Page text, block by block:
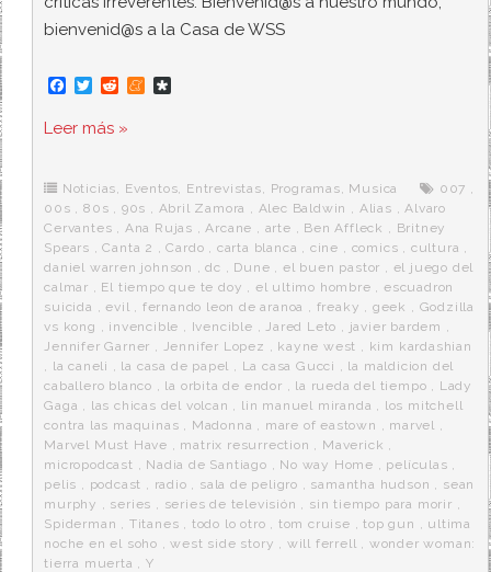
bienvenid@s a la Casa de WSS
F
c
e
o
k
T
i
t
r
R
d
M
e
r
a
Leer más »
Noticias, Eventos, Entrevistas, Programas, Musica 007 ,
00s ,80s , 90s , Abril Zamora , Alec Baldwin , Alias ,Alvaro
Cervantes , Ana Rujas ,Arcane , arte , Ben Affleck , Britney
Spears ,Canta 2 ,Cardo , carta blanca , cine , comics , cultura ,
daniel warren johnson ,dc , Dune ,el buen pastor , el juego del
calmar , El tiempo que te doy , el ultimo hombre ,escuadron
suicida ,evil , fernando leon de aranoa , freaky , geek , Godzilla
vs kong , invencible , Ivencible ,Jared Leto , javier bardem ,
Jennifer Garner , Jennifer Lopez , kayne west , kim kardashian
, la caneli , la casa de papel , La casa Gucci , la maldicion del
caballero blanco , la orbita de endor , la rueda del tiempo , Lady
Gaga , las chicas del volcan , lin manuel miranda , los mitchell
contra las maquinas , Madonna , mare of eastown , marvel ,
Marvel Must Have , matrix resurrection , Maverick ,
micropodcast , Nadia de Santiago , No way Home , películas ,
pelis , podcast , radio , sala de peligro , samantha hudson , sean
murphy , series , series de televisión , sin tiempo para morir ,
Spiderman , Titanes , todo lo otro , tom cruise ,top gun , ultima
noche en el soho ,west side story , will ferrell , wonder woman:
tierra muerta ,Y